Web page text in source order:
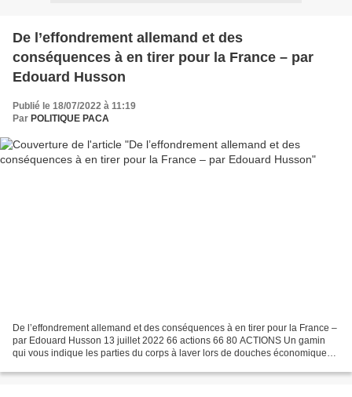
De l’effondrement allemand et des
conséquences à en tirer pour la France – par
Edouard Husson
Publié le 18/07/2022 à 11:19
Par POLITIQUE PACA
De l’effondrement allemand et des conséquences à en tirer pour la France –
par Edouard Husson 13 juillet 2022 66 actions 66 80 ACTIONS Un gamin
qui vous indique les parties du corps à laver lors de douches économiques.